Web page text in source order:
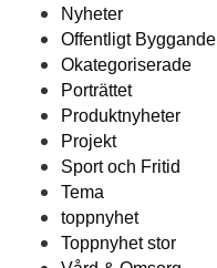
Nyheter
Offentligt Byggande
Okategoriserade
Porträttet
Produktnyheter
Projekt
Sport och Fritid
Tema
toppnyhet
Toppnyhet stor